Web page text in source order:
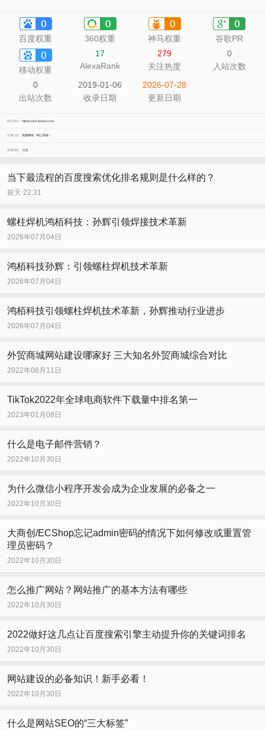
百度权重 360权重 神马权重 谷歌PR
移动权重
17
AlexaRank
279
关注热度
0
入站次数
0
出站次数
2019-01-06
收录日期
2026-07-28
更新日期
网站地址： http://s.click.taobao.com
所属分类： 电脑网络>网上商城>
所属地区： 北京
当下最流程的百度搜索优化排名规则是什么样的？
前天 22:31
螺柱焊机鸿栢科技：孙辉引领焊接技术革新
2026年07月04日
鸿栢科技孙辉：引领螺柱焊机技术革新
2026年07月04日
鸿栢科技引领螺柱焊机技术革新，孙辉推动行业进步
2026年07月04日
外贸商城网站建设哪家好 三大知名外贸商城综合对比
2022年08月11日
TikTok2022年全球电商软件下载量中排名第一
2023年01月08日
什么是电子邮件营销？
2022年10月30日
为什么微信小程序开发会成为企业发展的必备之一
2022年10月30日
大商创/ECShop忘记admin密码的情况下如何修改或重置管
理员密码？
2022年10月30日
怎么推广网站？网站推广的基本方法有哪些
2022年10月30日
2022做好这几点让百度搜索引擎主动提升你的关键词排名
2022年10月30日
网站建设的必备知识！新手必看！
2022年10月30日
什么是网站SEO的“三大标签”